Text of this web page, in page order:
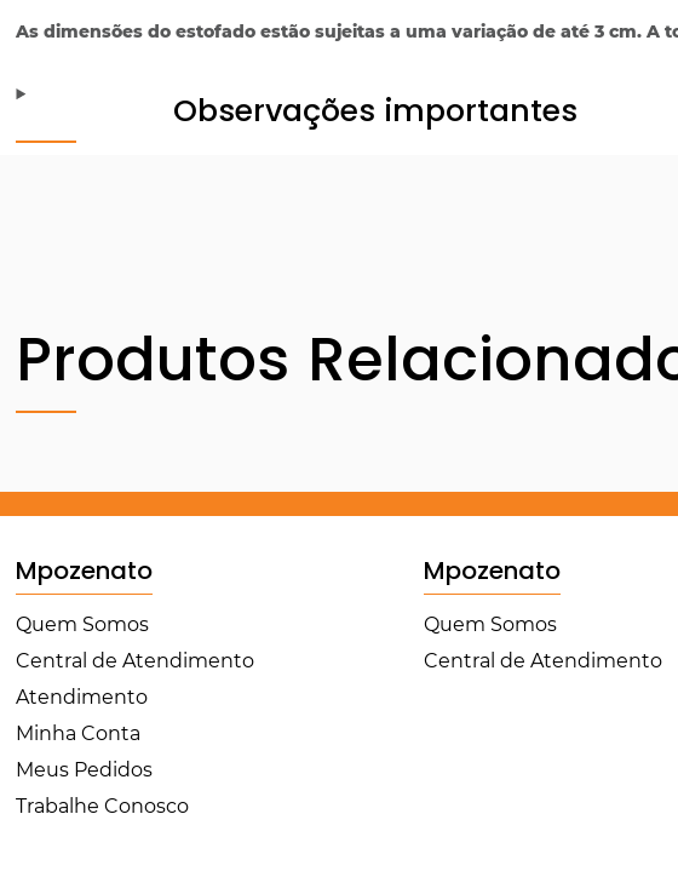
As dimensões do estofado estão sujeitas a uma variação de até 3 cm.
Observações importantes
Produtos
Mpozenato
Quem Somos
Central de Atendimento
Atendimento
Minha Conta
Meus Pedidos
Trabalhe Conosco
Mpozenato
Quem Somos
Central de Atendimento